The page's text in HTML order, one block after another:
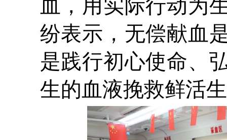
血，用实际行动为
纷表示，无偿献血
是践行初心使命、
生的血液挽救鲜活